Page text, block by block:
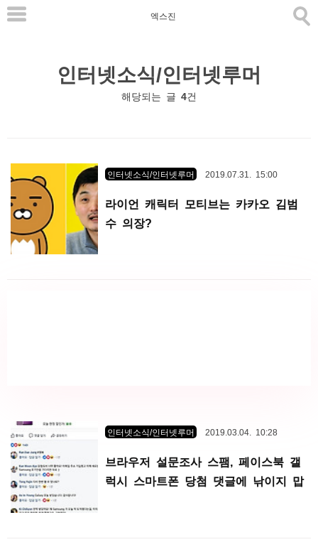
본
엑스진
인터넷소식/인터넷루머
해당되는 글 4건
인터넷소식/인터넷루머 2019.07.31. 15:00
라이언 캐릭터 모티브는 카카오 김범
수 의장?
인터넷소식/인터넷루머 2019.03.04. 10:28
브라우저 설문조사 스팸, 페이스북 갤
럭시 스마트폰 당첨 댓글에 낚이지 맙